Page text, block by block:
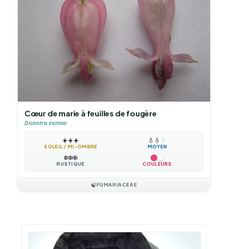
Cœur de marie à feuilles de fougère
Dicentra eximia
☀️☀️☀️
SOLEIL / MI-OMBRE
💧 💧 💧
MOYEN
❄️❄️❄️
RUSTIQUE COULEURS
🍃FUMARIACEAE